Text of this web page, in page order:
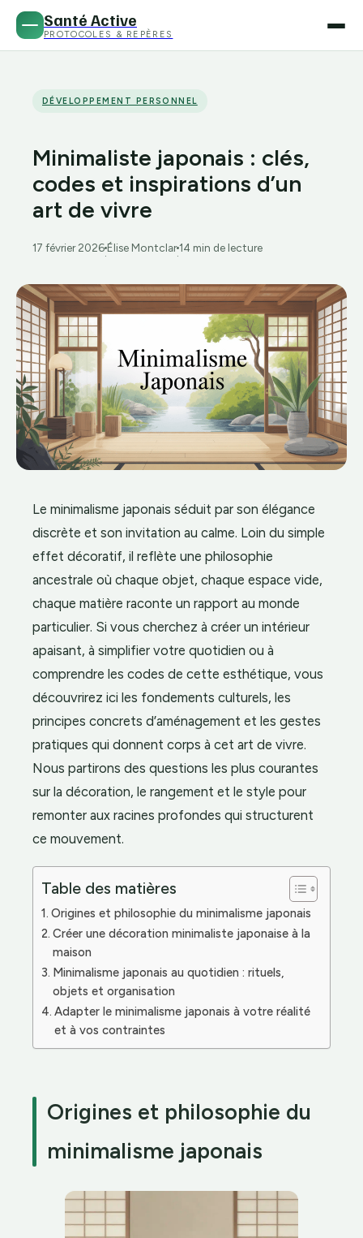
Santé Active
PROTOCOLES & REPÈRES
DÉVELOPPEMENT PERSONNEL
Minimaliste japonais : clés,
codes et inspirations d’un
art de vivre
17 février 2026
·
Élise Montclar
·
14 min de lecture
Le minimalisme japonais séduit par son élégance
discrète et son invitation au calme. Loin du simple
effet décoratif, il reflète une philosophie
ancestrale où chaque objet, chaque espace vide,
chaque matière raconte un rapport au monde
particulier. Si vous cherchez à créer un intérieur
apaisant, à simplifier votre quotidien ou à
comprendre les codes de cette esthétique, vous
découvrirez ici les fondements culturels, les
principes concrets d’aménagement et les gestes
pratiques qui donnent corps à cet art de vivre.
Nous partirons des questions les plus courantes
sur la décoration, le rangement et le style pour
remonter aux racines profondes qui structurent
ce mouvement.
Table des matières
Origines et philosophie du minimalisme japonais
Créer une décoration minimaliste japonaise à la
maison
Minimalisme japonais au quotidien : rituels,
objets et organisation
Adapter le minimalisme japonais à votre réalité
et à vos contraintes
Origines et philosophie du
minimalisme japonais